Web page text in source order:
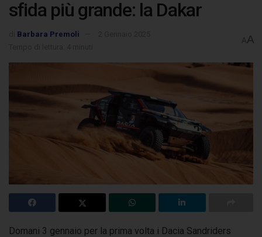
sfida più grande: la Dakar
Barbara Premoli
AA
Domani 3 gennaio per la prima volta i Dacia Sandriders